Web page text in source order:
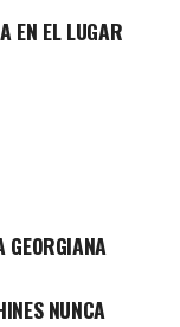
EN EL LUGAR
GEORGIANA
NUNCA